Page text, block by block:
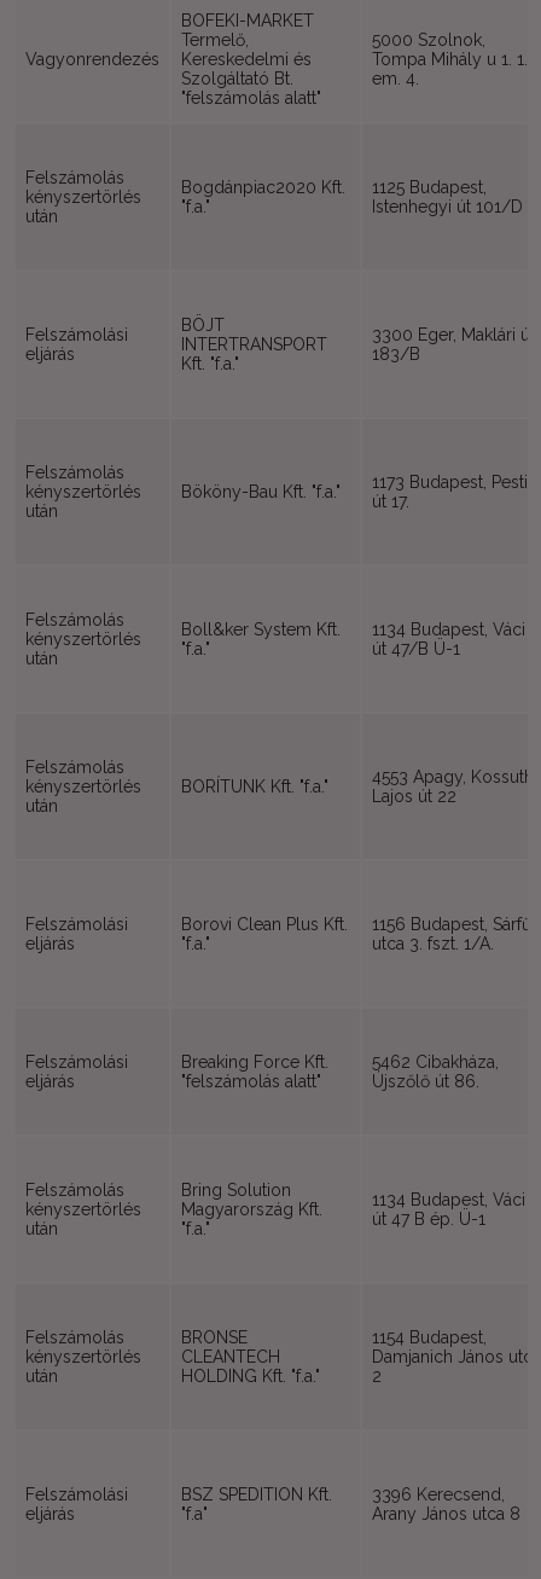
Vagyonrendezés
BOFEKI-MARKET
Termelő,
Kereskedelmi és
Szolgáltató Bt.
"felszámolás alatt"
5000 Szolnok,
Tompa Mihály u 1. 1.
em. 4.
Felszámolás
kényszertörlés
után
Bogdánpiac2020 Kft.
"f.a."
1125 Budapest,
Istenhegyi út 101/D
Felszámolási
eljárás
BÖJT
INTERTRANSPORT
Kft. "f.a."
3300 Eger, Maklári út
183/B
Felszámolás
kényszertörlés
után
Bököny-Bau Kft. "f.a."
1173 Budapest, Pesti
út 17.
Felszámolás
kényszertörlés
után
Boll&ker System Kft.
"f.a."
1134 Budapest, Váci
út 47/B Ü-1
Felszámolás
kényszertörlés
után
BORÍTUNK Kft. "f.a."
4553 Apagy, Kossuth
Lajos út 22
Felszámolási
eljárás
Borovi Clean Plus Kft.
"f.a."
1156 Budapest, Sárfű
utca 3. fszt. 1/A.
Felszámolási
eljárás
Breaking Force Kft.
"felszámolás alatt"
5462 Cibakháza,
Újszőlő út 86.
Felszámolás
kényszertörlés
után
Bring Solution
Magyarország Kft.
"f.a."
1134 Budapest, Váci
út 47 B ép. Ü-1
Felszámolás
kényszertörlés
után
BRONSE
CLEANTECH
HOLDING Kft. "f.a."
1154 Budapest,
Damjanich János utca
2
Felszámolási
eljárás
BSZ SPEDITION Kft.
"f.a"
3396 Kerecsend,
Arany János utca 8